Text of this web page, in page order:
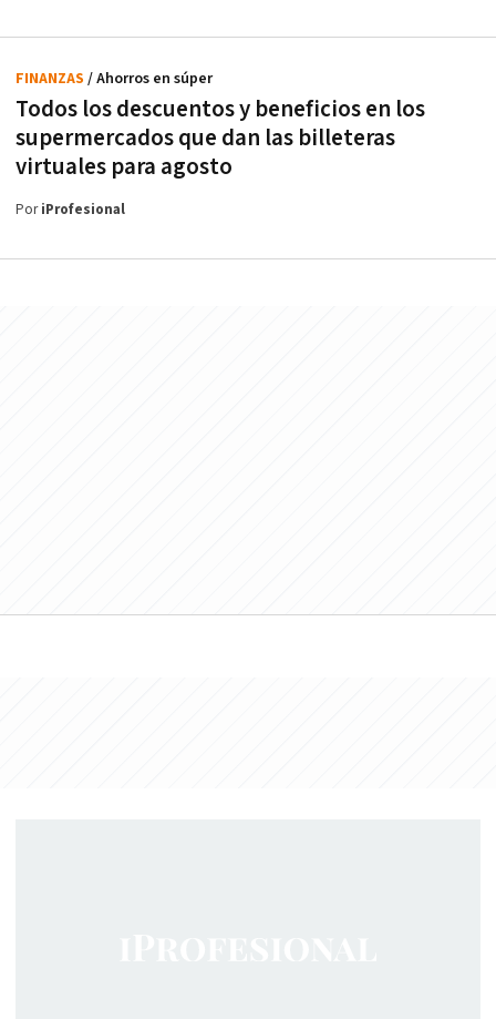
Todos los descuentos y beneficios en los
supermercados que dan las billeteras
virtuales para agosto
FINANZAS / Ahorros en súper
PoriProfesional